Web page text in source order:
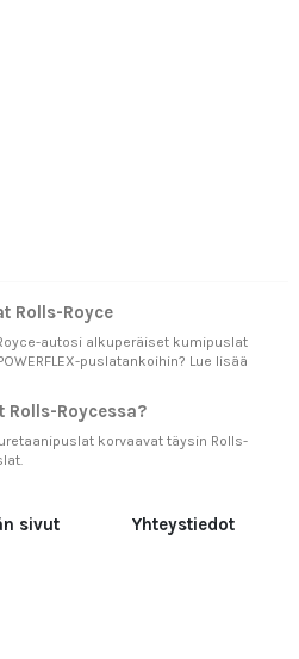
Rolls-Royce
autosi alkuperäiset kumipuslat
puslatankoihin? Lue lisää
Rolls-Roycessa?
korvaavat täysin Rolls-
sivut Yhteystiedot